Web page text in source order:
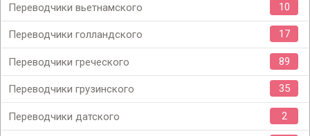
Переводчики вьетнамского 10
Переводчики голландского 17
Переводчики греческого 89
Переводчики грузинского 35
Переводчики датского 2